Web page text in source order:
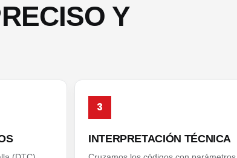
Y
3
INTERPRETACIÓN TÉCNICA